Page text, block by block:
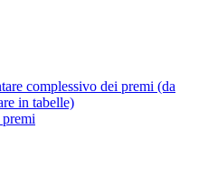
complessivo dei premi (da
in tabelle)